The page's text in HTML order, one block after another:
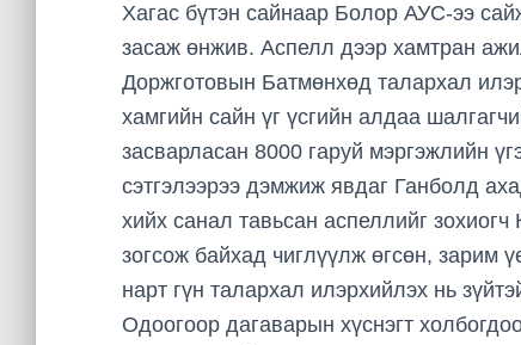
Хагас бүтэн сайнаар Болор АУС-ээ
засаж өнжив. Аспелл дээр хамтран
Доржготовын Батмөнхөд талархал
хамгийн сайн үг үсгийн алдаа
засварласан 8000 гаруй мэргэжлийн
сэтгэлээрээ дэмжиж явдаг Ганболд
хийх санал тавьсан аспеллийг
зогсож байхад чиглүүлж өгсөн, зарим
нарт гүн талархал илэрхийлэх нь
Одоогоор дагаварын хүснэгт